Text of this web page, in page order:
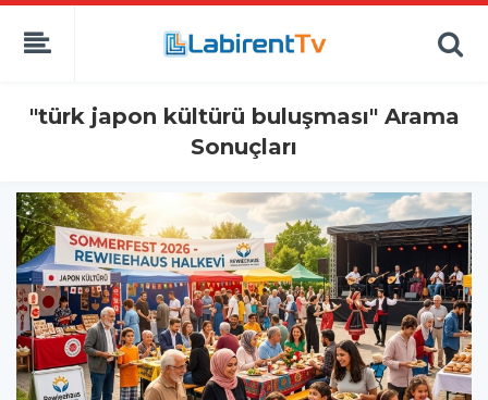
"türk japon kültürü buluşması" Arama
Sonuçları